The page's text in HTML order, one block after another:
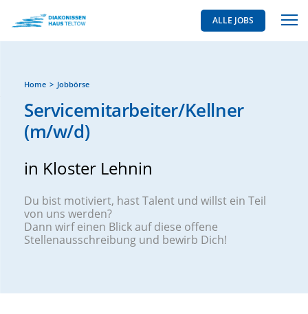
ALLE JOBS
Home Jobbörse
Servicemitarbeiter/Kellner
(m/w/d)
in Kloster Lehnin
Du bist motiviert, hast Talent und willst ein Teil
von uns werden?
Dann wirf einen Blick auf diese offene
Stellenausschreibung und bewirb Dich!